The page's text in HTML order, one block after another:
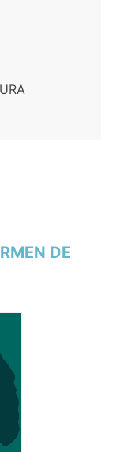
DE